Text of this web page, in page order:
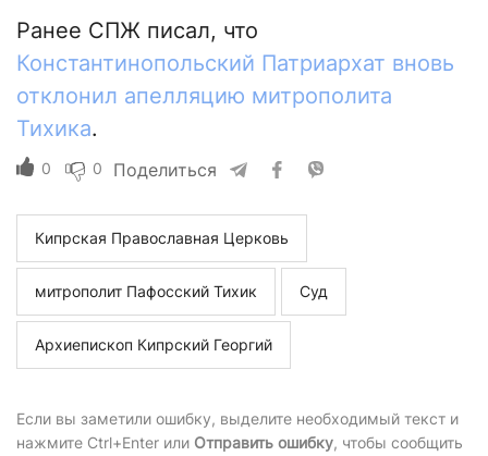
Ранее СПЖ писал, что
Константинопольский Патриархат вновь
отклонил апелляцию митрополита
Тихика.
0 0 Поделиться
Кипрская Православная Церковь
митрополит Пафосский Тихик Суд
Архиепископ Кипрский Георгий
Если вы заметили ошибку, выделите необходимый текст и
нажмите Ctrl+Enter или Отправить ошибку, чтобы сообщить